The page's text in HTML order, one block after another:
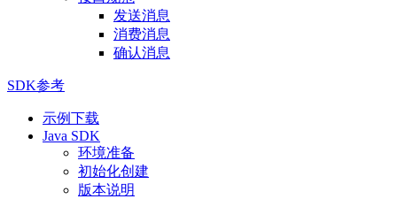
发送消息
消费消息
确认消息
SDK参考
示例下载
Java SDK
环境准备
初始化创建
版本说明